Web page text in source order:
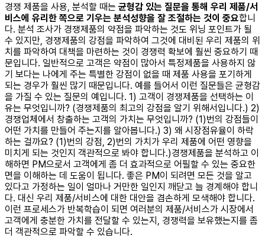
경쟁 제품을 사용, 분석할 때는 균형감 있는 질문을 통해 우리 제품/서
비스에 유리한 쪽으로 기우는 분석성향을 잘 조절하는 것이 중요합니
다. 분석 조사가 경쟁제품의 약점을 파악하는 것도 위닝 포인트가 될
수 있지만, 경쟁제품의 강점을 파악하여 그것에 대비된 우리 제품의 위
치를 파악하여 대책을 마련하는 것이 경쟁력 확보에 훨씬 중요하기 때
문입니다. 일반적으로 고객은 약점이 많아서 특정제품을 사용하지 않
기 보다는 나에게 주는 특별한 강점이 없을 때 제품 사용을 포기하게
되는 경우가 훨씬 많기 때문입니다. 예를 들어서 이런 질문들은 균형감
을 가질 수 있는 질문의 예입니다. 1) 고객이 경쟁제품을 선택하는 이
유는 무엇입니까? (경쟁제품의 최고의 강점을 알기 위해서입니다.) 2)
경쟁업체에서 창출하는 고객의 가치는 무엇입니까? (1)번의 강점들이
어떤 가치를 만들어 주는지를 알아봅니다.) 3) 왜 시장점유율이 하락
하는 걸까요? (1)번의 강점, 2)번의 가치가 우리 제품에 어떤 영향을
미치게 되는 것인지 객관적으로 봐야 합니다.) ​ 경쟁제품을 분석하고 이
해하면 PM으로서 고객에게 좀 더 효과적으로 어필할 수 있는 중요한
면을 이해하는 데 도움이 됩니다. 좋은 PM이 되려면 모든 것을 알고
있다고 가정하는 일이 얼마나 거만한 일인지 깨닫고 늘 경계해야 합니
다. 대신 우리 제품/서비스에 대한 대안을 겸손하게 모색해야 합니다.
이런 프로세스가 반복학습이 되면 여러분의 제품/서비스가 시장에서
고객에게 충분한 가치를 전달할 수 있는지, 경쟁력을 보유했는지를 좀
더 객관적으로 파악할 수 있습니다.